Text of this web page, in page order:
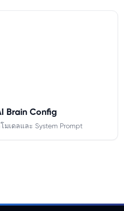
Brain Config
มเดลและ System Prompt